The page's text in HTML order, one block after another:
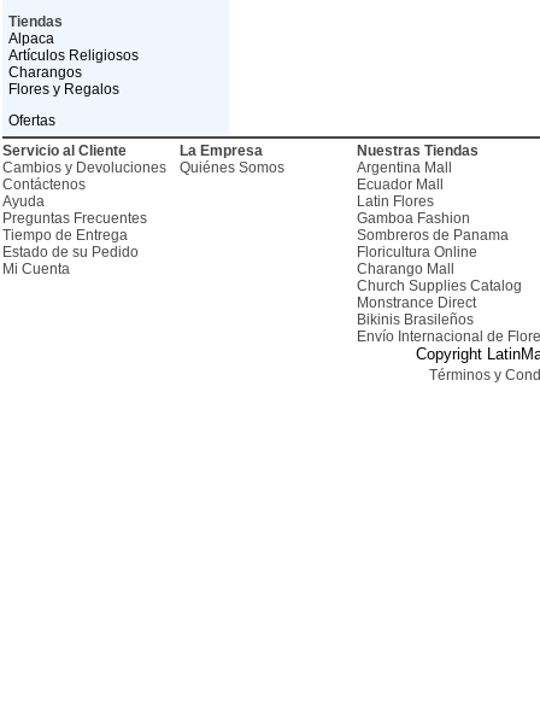
Tiendas
Alpaca
Artículos Religiosos
Charangos
Flores y Regalos
Ofertas
Servicio al Cliente
Cambios y Devoluciones
Contáctenos
Ayuda
Preguntas Frecuentes
Tiempo de Entrega
Estado de su Pedido
Mi Cuenta
La Empresa
Quiénes Somos
Nuestras Tiendas
Argentina Mall
Ecuador Mall
Latin Flores
Gamboa Fashion
Sombreros de Panama
Floricultura Online
Charango Mall
Church Supplies Catalog
Monstrance Direct
Bikinis Brasileños
Envío Internacional de
Copyright
Términos y